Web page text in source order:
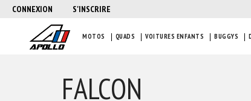
CONNEXION S'INSCRIRE
MOTOS QUADS VOITURES ENFANTS BUGGYS
FALCON